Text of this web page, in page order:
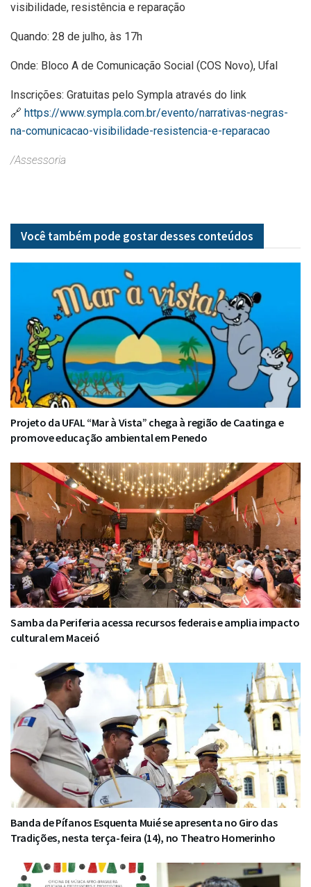
visibilidade, resistência e reparação
Quando: 28 de julho, às 17h
Onde: Bloco A de Comunicação Social (COS Novo), Ufal
Inscrições: Gratuitas pelo Sympla através do link
🔗 https://www.sympla.com.br/evento/narrativas-negras-
na-comunicacao-visibilidade-resistencia-e-reparacao
/Assessoria
Você também pode gostar desses conteúdos
Projeto da UFAL “Mar à Vista” chega à região de Caatinga e
promove educação ambiental em Penedo
Samba da Periferia acessa recursos federais e amplia impacto
cultural em Maceió
Banda de Pífanos Esquenta Muié se apresenta no Giro das
Tradições, nesta terça-feira (14), no Theatro Homerinho